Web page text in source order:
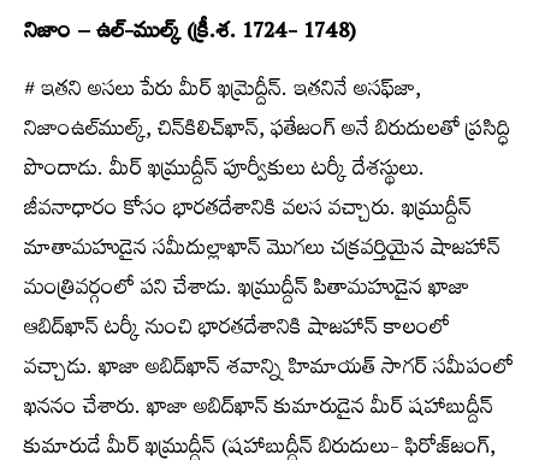
నిజాం – ఉల్‌-ముల్క్ (క్రీ.శ. 1724- 1748)
# ఇతని అసలు పేరు మీర్‌ ఖమ్రెద్దీన్‌. ఇతనినే అసఫ్‌జా,
నిజాంఉల్‌ముల్క్, చిన్‌కిలిచ్‌ఖాన్‌, ఫతేజంగ్‌ అనే బిరుదులతో ప్రసిద్ధి
పొందాడు. మీర్‌ ఖమ్రుద్దీన్‌ పూర్వీకులు టర్కీ దేశస్థులు.
జీవనాధారం కోసం భారతదేశానికి వలస వచ్చారు. ఖమ్రుద్దీన్‌
మాతామహుడైన సమీదుల్లాఖాన్‌ మొగలు చక్రవర్తియైన షాజహాన్‌
మంత్రివర్గంలో పని చేశాడు. ఖమ్రుద్దీన్‌ పితామహుడైన ఖాజా
ఆబిద్‌ఖాన్‌ టర్కీ నుంచి భారతదేశానికి షాజహాన్‌ కాలంలో
వచ్చాడు. ఖాజా అబిద్‌ఖాన్‌ శవాన్ని హిమాయత్‌ సాగర్‌ సమీపంలో
ఖననం చేశారు. ఖాజా అబిద్‌ఖాన్‌ కుమారుడైన మీర్‌ షహాబుద్దీన్‌
కుమారుడే మీర్‌ ఖమ్రుద్దీన్‌ (షహాబుద్దీన్‌ బిరుదులు- ఫిరోజ్‌జంగ్‌,